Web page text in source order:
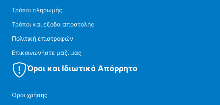
Τρόποι πληρωμής
Τρόποι και έξοδα αποστολής
Πολιτική επιστροφών
Επικοινωνήστε μαζί μας
Όροι και Ιδιωτικό Απόρρητο
Όροι χρήσης